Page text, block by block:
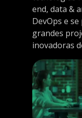
end, data &
DevOps e
grandes
inovadoras